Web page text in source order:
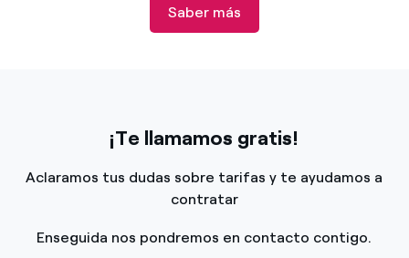
Saber más
¡Te llamamos gratis!
Aclaramos tus dudas sobre tarifas y te ayudamos a
contratar
Enseguida nos pondremos en contacto contigo.